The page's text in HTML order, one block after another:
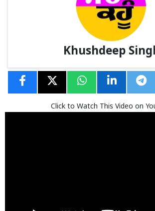
Khushdeep
Click to Watch This Video on